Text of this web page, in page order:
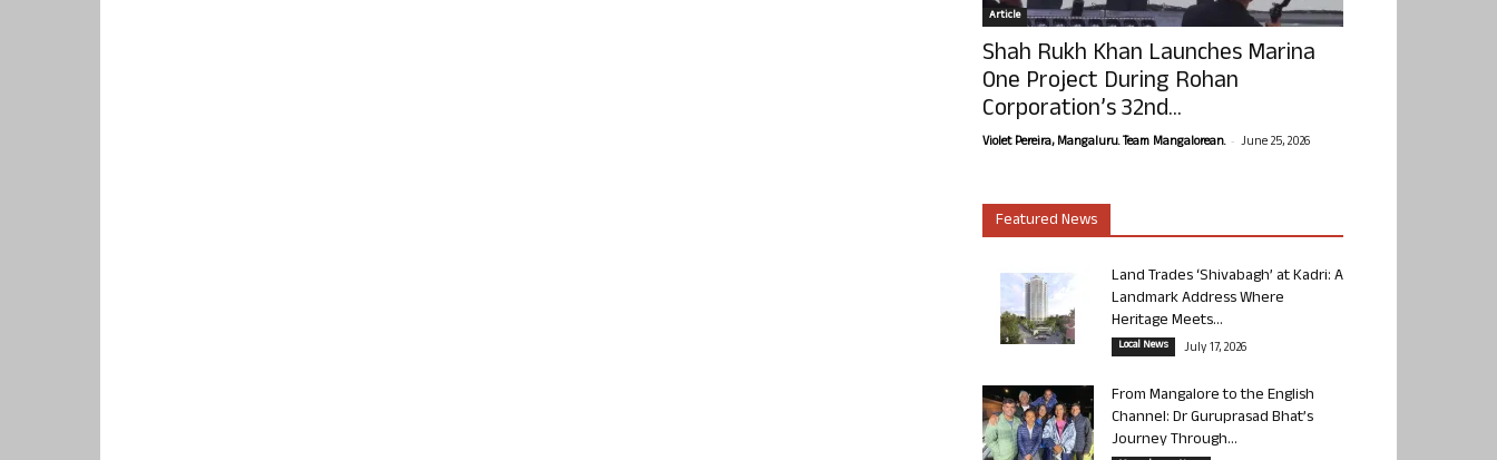
Article
Shah Rukh Khan Launches Marina
One Project During Rohan
Corporation’s 32nd...
Violet Pereira, Mangaluru. Team Mangalorean. - June 25, 2026
Featured News
Land Trades ‘Shivabagh’ at Kadri: A
Landmark Address Where
Heritage Meets...
Local News July 17, 2026
From Mangalore to the English
Channel: Dr Guruprasad Bhat’s
Journey Through...